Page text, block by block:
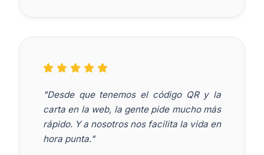
"Desde que tenemos el código QR y la
carta en la web, la gente pide mucho más
rápido. Y a nosotros nos facilita la vida en
hora punta."